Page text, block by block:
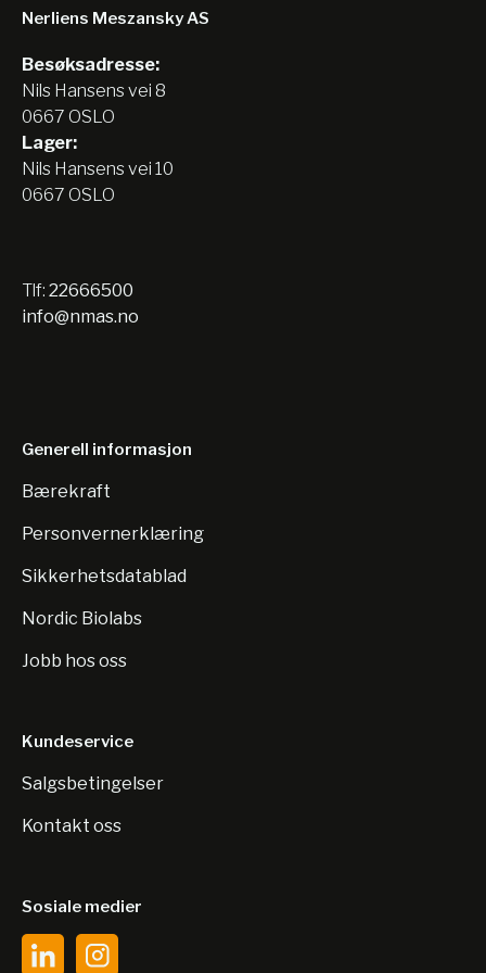
Nerliens Meszansky AS
Besøksadresse:
Nils Hansens vei 8
0667 OSLO
Lager:
Nils Hansens vei 10
0667 OSLO
Tlf: 22666500
info@nmas.no
Generell informasjon
Bærekraft
Personvernerklæring
Sikkerhetsdatablad
Nordic Biolabs
Jobb hos oss
Kundeservice
Salgsbetingelser
Kontakt oss
Sosiale medier